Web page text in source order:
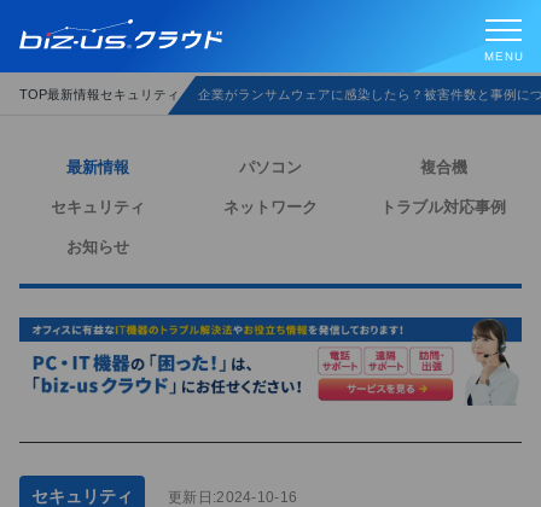
TOP最新情報セキュリティ 企業がランサムウェアに感染したら？被害件数と事例に
最新情報 パソコン 複合機
セキュリティ ネットワーク トラブル対応事例
お知らせ
セキュリティ 更新日:2024-10-16